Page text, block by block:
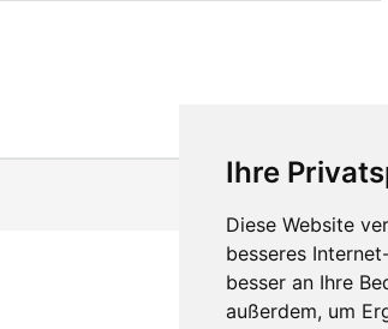
Ihre
Diese Website
besseres
besser an Ihre
außerdem, um
Kontakt
Feedback